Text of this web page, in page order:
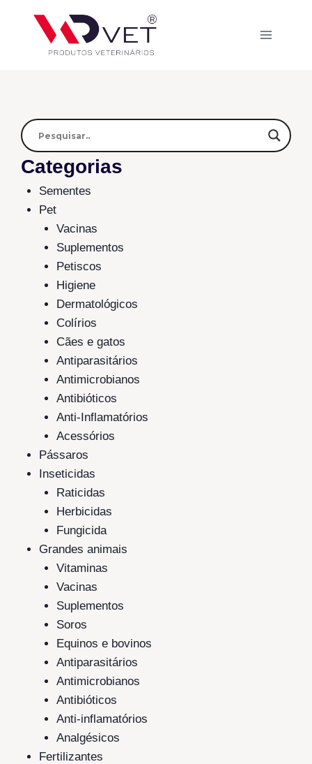
Categorias
Sementes
Pet
Vacinas
Suplementos
Petiscos
Higiene
Dermatológicos
Colírios
Cães e gatos
Antiparasitários
Antimicrobianos
Antibióticos
Anti-Inflamatórios
Acessórios
Pássaros
Inseticidas
Raticidas
Herbicidas
Fungicida
Grandes animais
Vitaminas
Vacinas
Suplementos
Soros
Equinos e bovinos
Antiparasitários
Antimicrobianos
Antibióticos
Anti-inflamatórios
Analgésicos
Fertilizantes